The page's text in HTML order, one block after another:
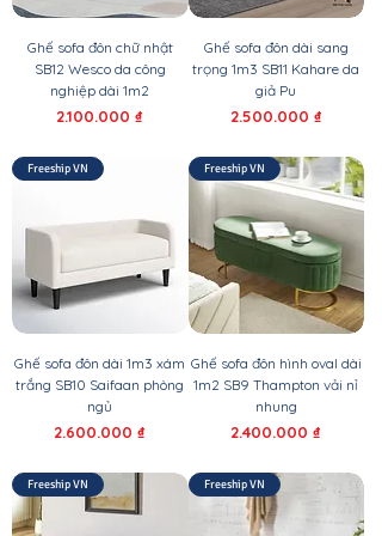
Ghế sofa đôn chữ nhật
SB12 Wesco da công
nghiệp dài 1m2
Giá
2.100.000 ₫
Ghế sofa đôn dài sang
trọng 1m3 SB11 Kahare da
giả Pu
Giá
2.500.000 ₫
Freeship VN
Ghế sofa đôn dài 1m3 xám
trắng SB10 Saifaan phòng
ngủ
Giá
2.600.000 ₫
Freeship VN
Ghế sofa đôn hình oval dài
1m2 SB9 Thampton vải nỉ
nhung
Giá
2.400.000 ₫
Freeship VN Freeship VN